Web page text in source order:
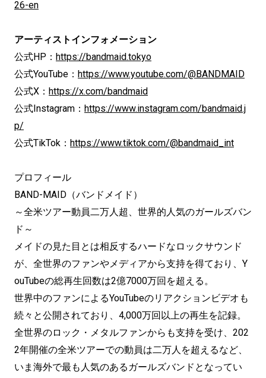
26-en
アーティストインフォメーション
公式HP： https://bandmaid.tokyo
公式YouTube： https://www.youtube.com/@BANDMAID
公式X： https://x.com/bandmaid
公式Instagram： https://www.instagram.com/bandmaid.j
p/
公式TikTok： https://www.tiktok.com/@bandmaid_int
プロフィール
BAND-MAID（バンドメイド）
～全米ツアー動員二万人超、世界的人気のガールズバン
ド～
メイドの見た目とは相反するハードなロックサウンド
が、全世界のファンやメディアから支持を得ており、Y
ouTubeの総再生回数は2億7000万回を超える。
世界中のファンによるYouTubeのリアクションビデオも
続々と公開されており、4,000万回以上の再生を記録。
全世界のロック・メタルファンからも支持を受け、202
2年開催の全米ツアーでの動員は二万人を超えるなど、
いま海外で最も人気のあるガールズバンドとなってい